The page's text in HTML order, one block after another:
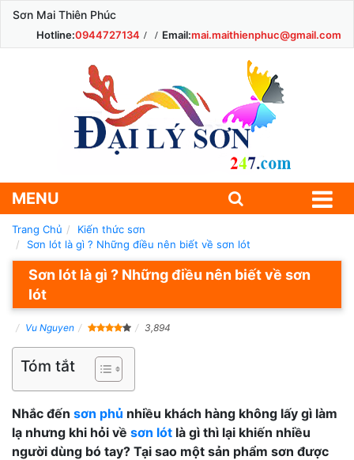
Sơn Mai Thiên Phúc
Hotline:0944727134 Email:mai.maithienphuc@gmail.com
MENU
Trang Chủ
Kiến thức sơn
Sơn lót là gì ? Những điều nên biết về sơn lót
Sơn lót là gì ? Những điều nên biết về sơn
lót
Vu Nguyen 3,894
Tóm tắt
Nhắc đến sơn phủ nhiều khách hàng không lấy gì làm
lạ nhưng khi hỏi về sơn lót là gì thì lại khiến nhiều
người dùng bó tay? Tại sao một sản phẩm sơn được